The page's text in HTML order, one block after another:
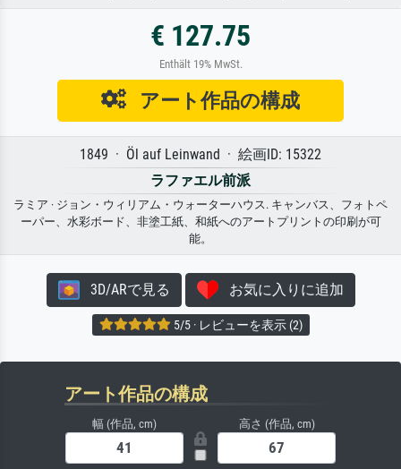
€ 127.75
Enthält 19% MwSt.
アート作品の構成
1849 · Öl auf Leinwand · 絵画ID: 15322
ラファエル前派
ラミア · ジョン・ウィリアム・ウォーターハウス. キャンバス、フォトペ
ーパー、水彩ボード、非塗工紙、和紙へのアートプリントの印刷が可
能。
3D/ARで見る お気に入りに追加
5/5 · レビューを表示 (2)
アート作品の構成
幅 (作品, cm) 高さ (作品, cm)